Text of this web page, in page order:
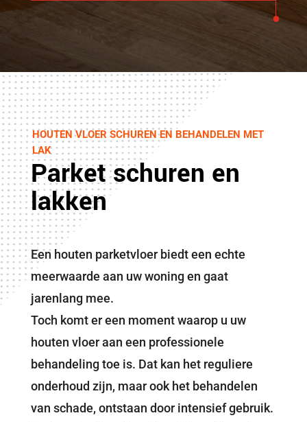
HOUTEN VLOER SCHUREN EN BEHANDELEN MET
LAK
Parket schuren en
lakken
Een houten parketvloer biedt een echte
meerwaarde aan uw woning en gaat
jarenlang mee.
Toch komt er een moment waarop u uw
houten vloer aan een professionele
behandeling toe is. Dat kan het reguliere
onderhoud zijn, maar ook het behandelen
van schade, ontstaan door intensief gebruik.